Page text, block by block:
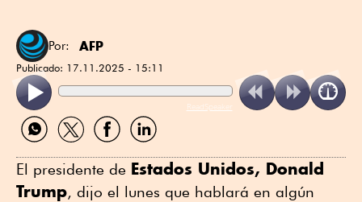
Por: AFP
Publicado: 17.11.2025 - 15:11
ReadSpeaker
Compartir
por
Compartir
por
Compartir
por
Compartir
por
El presidente de Estados Unidos, Donald
Trump, dijo el lunes que hablará en algún